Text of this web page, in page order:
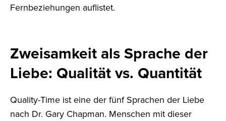
Fernbeziehungen auflistet.
Zweisamkeit als Sprache der
Liebe: Qualität vs. Quantität
Quality-Time ist eine der fünf Sprachen der Liebe
nach Dr. Gary Chapman. Menschen mit dieser